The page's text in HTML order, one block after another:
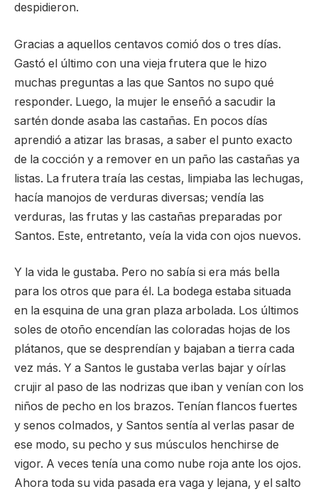
despidieron.
Gracias a aquellos centavos comió dos o tres días.
Gastó el último con una vieja frutera que le hizo
muchas preguntas a las que Santos no supo qué
responder. Luego, la mujer le enseñó a sacudir la
sartén donde asaba las castañas. En pocos días
aprendió a atizar las brasas, a saber el punto exacto
de la cocción y a remover en un paño las castañas ya
listas. La frutera traía las cestas, limpiaba las lechugas,
hacía manojos de verduras diversas; vendía las
verduras, las frutas y las castañas preparadas por
Santos. Este, entretanto, veía la vida con ojos nuevos.
Y la vida le gustaba. Pero no sabía si era más bella
para los otros que para él. La bodega estaba situada
en la esquina de una gran plaza arbolada. Los últimos
soles de otoño encendían las coloradas hojas de los
plátanos, que se desprendían y bajaban a tierra cada
vez más. Y a Santos le gustaba verlas bajar y oírlas
crujir al paso de las nodrizas que iban y venían con los
niños de pecho en los brazos. Tenían flancos fuertes
y senos colmados, y Santos sentía al verlas pasar de
ese modo, su pecho y sus músculos henchirse de
vigor. A veces tenía una como nube roja ante los ojos.
Ahora toda su vida pasada era vaga y lejana, y el salto